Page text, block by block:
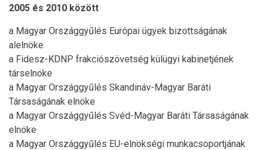
2005 és 2010 között
a Magyar Országgyűlés Európai ügyek bizottságának
alelnöke
a Fidesz-KDNP frakciószövetség külügyi kabinetjének
társelnöke
a Magyar Országgyűlés Skandináv-Magyar Baráti
Társaságának elnöke
a Magyar Országgyűlés Svéd-Magyar Baráti Társaságának
elnöke
a Magyar Országgyűlés EU-elnökségi munkacsoportjának